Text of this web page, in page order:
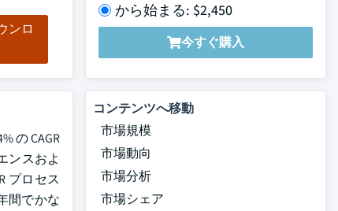
ンロ
から始まる: $2,450
今すぐ購入
の CAGR
ンスおよ
プロセス
間でかな
コンテンツへ移動
市場規模
市場動向
市場分析
市場シェア